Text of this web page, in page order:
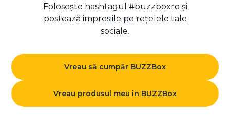
Folosește hashtagul #buzzboxro și
postează impresiile pe rețelele tale
sociale.
Vreau să cumpăr BUZZBox
Vreau produsul meu în BUZZBox